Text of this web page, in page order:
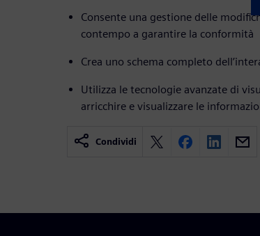
Consente una gestione delle
contempo a garantire la conformità
Crea uno schema completo
Utilizza le tecnologie avanzate di
arricchire e visualizzare le
Condividi